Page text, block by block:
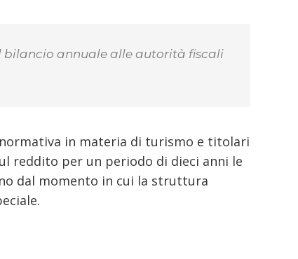
bilancio annuale alle autorità fiscali
in materia di turismo e titolari
reddito per un periodo di dieci anni le
dal momento in cui la struttura